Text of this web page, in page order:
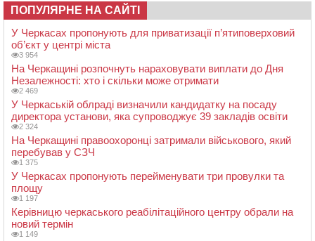
ПОПУЛЯРНЕ НА САЙТІ
У Черкасах пропонують для приватизації п’ятиповерховий
об’єкт у центрі міста
3 954
На Черкащині розпочнуть нараховувати виплати до Дня
Незалежності: хто і скільки може отримати
2 469
У Черкаській облраді визначили кандидатку на посаду
директора установи, яка супроводжує 39 закладів освіти
2 324
На Черкащині правоохоронці затримали військового, який
перебував у СЗЧ
1 375
У Черкасах пропонують перейменувати три провулки та
площу
1 197
Керівницю черкаського реабілітаційного центру обрали на
новий термін
1 149